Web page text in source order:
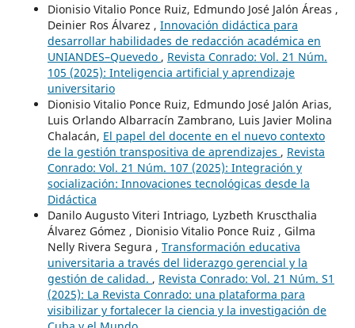
Dionisio Vitalio Ponce Ruiz, Edmundo José Jalón Áreas ,
Deinier Ros Álvarez , Innovación didáctica para
desarrollar habilidades de redacción académica en
UNIANDES–Quevedo , Revista Conrado: Vol. 21 Núm.
105 (2025): Inteligencia artificial y aprendizaje
universitario
Dionisio Vitalio Ponce Ruiz, Edmundo José Jalón Arias,
Luis Orlando Albarracín Zambrano, Luis Javier Molina
Chalacán, El papel del docente en el nuevo contexto
de la gestión transpositiva de aprendizajes , Revista
Conrado: Vol. 21 Núm. 107 (2025): Integración y
socialización: Innovaciones tecnológicas desde la
Didáctica
Danilo Augusto Viteri Intriago, Lyzbeth Kruscthalia
Álvarez Gómez , Dionisio Vitalio Ponce Ruiz , Gilma
Nelly Rivera Segura , Transformación educativa
universitaria a través del liderazgo gerencial y la
gestión de calidad. , Revista Conrado: Vol. 21 Núm. S1
(2025): La Revista Conrado: una plataforma para
visibilizar y fortalecer la ciencia y la investigación de